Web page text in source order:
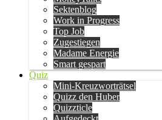
Sektenblog
Work in Progress
Top Job
Zugestiegen
Madame Energie
Smart gespart
Quiz
Mini-Kreuzworträtsel
Quizz den Huber
Quizzticle